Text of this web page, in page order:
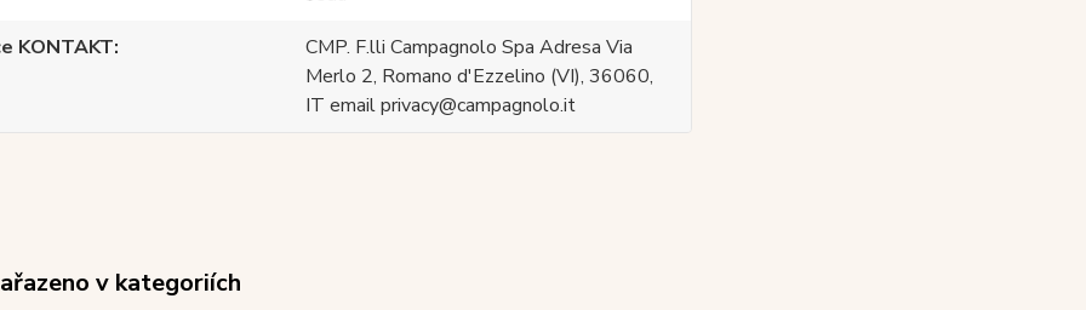
KONTAKT
CMP. F.lli Campagnolo Spa Adresa Via
Merlo 2, Romano d'Ezzelino (VI), 36060,
IT email privacy@campagnolo.it
v kategoriích